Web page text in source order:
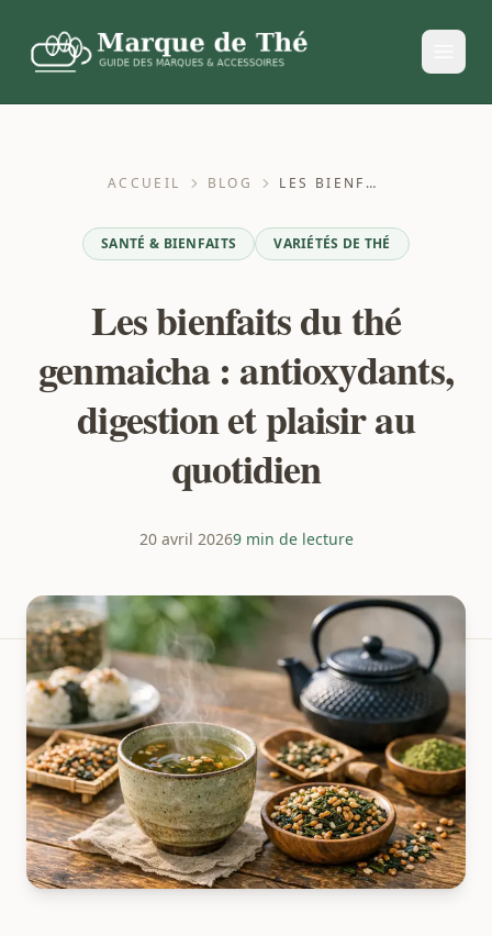
ACCUEIL BLOG LES BIENFAITS DU THÉ GENMAICHA : ANTIOXYDANTS, DIGESTION ET PLAISIR AU QUOTIDIEN
SANTÉ & BIENFAITS VARIÉTÉS DE THÉ
Les bienfaits du thé
genmaicha : antioxydants,
digestion et plaisir au
quotidien
20 avril 20269 min de lecture